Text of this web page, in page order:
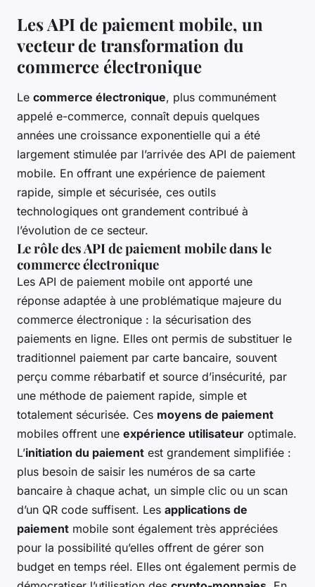
Les API de paiement mobile, un
vecteur de transformation du
commerce électronique
Le commerce électronique, plus communément
appelé e-commerce, connaît depuis quelques
années une croissance exponentielle qui a été
largement stimulée par l’arrivée des API de paiement
mobile. En offrant une expérience de paiement
rapide, simple et sécurisée, ces outils
technologiques ont grandement contribué à
l’évolution de ce secteur.
Le rôle des API de paiement mobile dans le
commerce électronique
Les API de paiement mobile ont apporté une
réponse adaptée à une problématique majeure du
commerce électronique : la sécurisation des
paiements en ligne. Elles ont permis de substituer le
traditionnel paiement par carte bancaire, souvent
perçu comme rébarbatif et source d’insécurité, par
une méthode de paiement rapide, simple et
totalement sécurisée. Ces moyens de paiement
mobiles offrent une expérience utilisateur optimale.
L’initiation du paiement est grandement simplifiée :
plus besoin de saisir les numéros de sa carte
bancaire à chaque achat, un simple clic ou un scan
d’un QR code suffisent. Les applications de
paiement mobile sont également très appréciées
pour la possibilité qu’elles offrent de gérer son
budget en temps réel. Elles ont également permis de